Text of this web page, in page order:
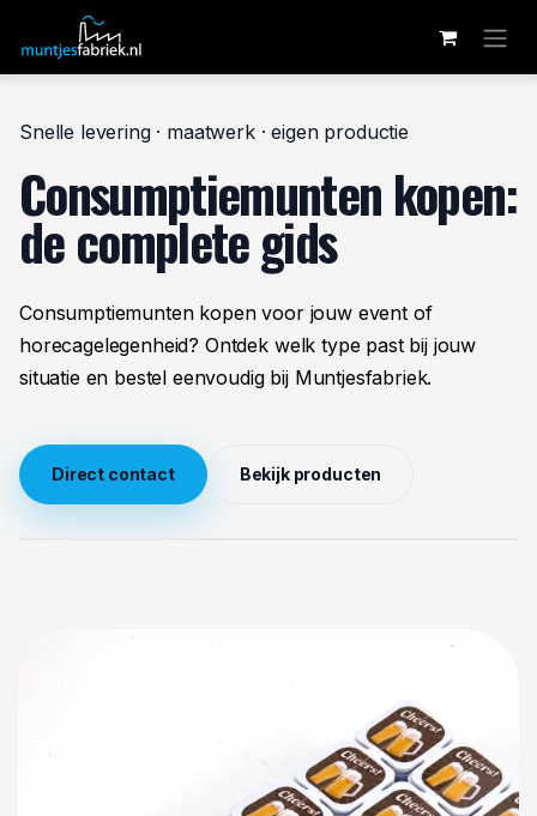
Overslaan naar inhoud
Snelle levering · maatwerk · eigen productie
Consumptiemunten kopen:
de complete gids
Consumptiemunten kopen voor jouw event of
horecagelegenheid? Ontdek welk type past bij jouw
situatie en bestel eenvoudig bij Muntjesfabriek.
Direct contact Bekijk producten